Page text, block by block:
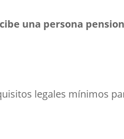
una persona
legales mínimos